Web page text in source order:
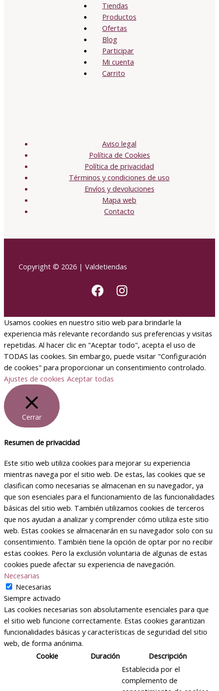
Tiendas
Productos
Ofertas
Blog
Participar
Mi cuenta
Carrito
Aviso legal
Política de Cookies
Política de privacidad
Términos y condiciones de uso
Envíos y devoluciones
Mapa web
Contacto
Copyright © 2026 | Valdetiendas
Usamos cookies en nuestro sitio web para brindarle la
experiencia más relevante recordando sus preferencias y visitas
repetidas. Al hacer clic en "Aceptar todo", acepta el uso de
TODAS las cookies. Sin embargo, puede visitar "Configuración
de cookies" para proporcionar un consentimiento controlado.
Ajustes de cookies Aceptar todas
Cerrar
Resumen de privacidad
Este sitio web utiliza cookies para mejorar su experiencia
mientras navega por el sitio web. De estas, las cookies que se
clasifican como necesarias se almacenan en su navegador, ya
que son esenciales para el funcionamiento de las funcionalidades
básicas del sitio web. También utilizamos cookies de terceros
que nos ayudan a analizar y comprender cómo utiliza este sitio
web. Estas cookies se almacenarán en su navegador solo con su
consentimiento. También tiene la opción de optar por no recibir
estas cookies. Pero la exclusión voluntaria de algunas de estas
cookies puede afectar su experiencia de navegación.
Necesarias
Necesarias
Siempre activado
Las cookies necesarias son absolutamente esenciales para que
el sitio web funcione correctamente. Estas cookies garantizan
funcionalidades básicas y características de seguridad del sitio
web, de forma anónima.
Cookie
Duración Descripción
Establecida por el
complemento de